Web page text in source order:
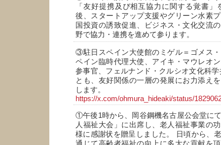
「友好提携及び相互協力に関する覚書」
後、スタートアップ支援やグリーン水素
国投資の誘致促進、ビジネス・文化交流
野で協力・連携を進めて参ります。
③駐日スペイン大使館のミゲル＝ゴメス
ペイン臨時代理大使、アイキ・マウレオ
参事官、フェルナンド・クルシオ文化科
とも、友好関係の一層の発展にお力添え
します。
https://x.com/ohmura_hideaki/status/
①午後1時から、岡谷鋼機名古屋公会堂に
人福祉大会」に出席し、老人福祉事業の
様に感謝状を贈呈しました。 日頃から、